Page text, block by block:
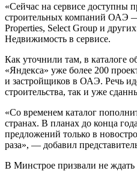
«Сейчас на сервисе доступны
строительных компаний ОАЭ
Properties, Select Group и
Недвижимость в сервисе.
Как уточнили там, в каталоге
«Яндекса» уже более 200
и застройщиков в ОАЭ. Речь
строительства, так и уже
«Со временем каталог
странах. В планах до конца
предложений только в
раза», — добавил
В Минстрое призвали не